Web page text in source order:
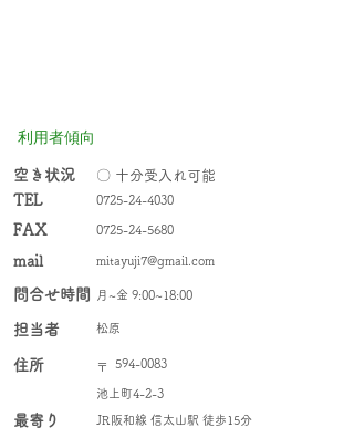
利用者傾向
空き状況 〇 十分受入れ可能
TEL 0725-24-4030
FAX 0725-24-5680
mail mitayuji7@gmail.com
問合せ時間 月~金 9:00~18:00
​担当者 松原
住所 〒 594-0083
池上町4-2-3
最寄り JR阪和線 信太山駅 徒歩15分